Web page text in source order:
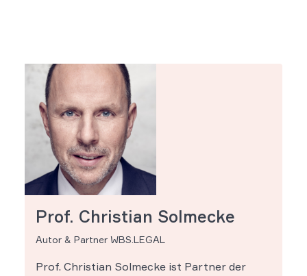
Prof. Christian Solmecke
Autor & Partner WBS.LEGAL
Prof. Christian Solmecke ist Partner der